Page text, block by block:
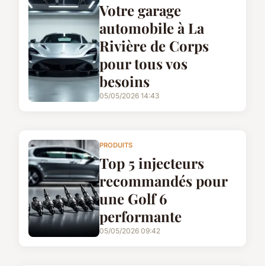
Votre garage
automobile à La
Rivière de Corps
pour tous vos
besoins
05/05/2026 14:43
PRODUITS
Top 5 injecteurs
recommandés pour
une Golf 6
performante
05/05/2026 09:42